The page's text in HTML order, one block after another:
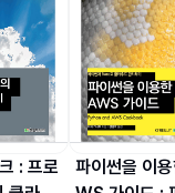
하는 서비스 구축
산된 멀티 계정 구성
구성
래픽 향상을 위한 서버
: 프로
파이썬을 이